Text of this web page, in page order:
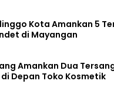
Kota Amankan 5
di Mayangan
Amankan Dua
Depan Toko Kosmetik